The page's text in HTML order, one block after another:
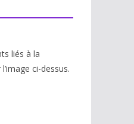
liés à la
ci-dessus.